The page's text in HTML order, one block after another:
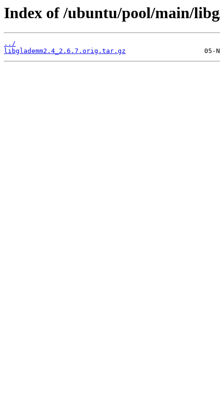
Index of /ubuntu/pool/main/
../
libglademm2.4_2.6.7.orig.tar.gz